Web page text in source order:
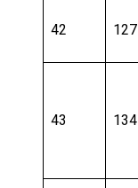
42 127
43 134